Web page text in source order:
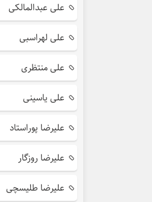
علی عبدالمالکی
علی لهراسبی
علی منتظری
علی یاسینی
علیرضا پوراستاد
علیرضا روزگار
علیرضا طلیسچی